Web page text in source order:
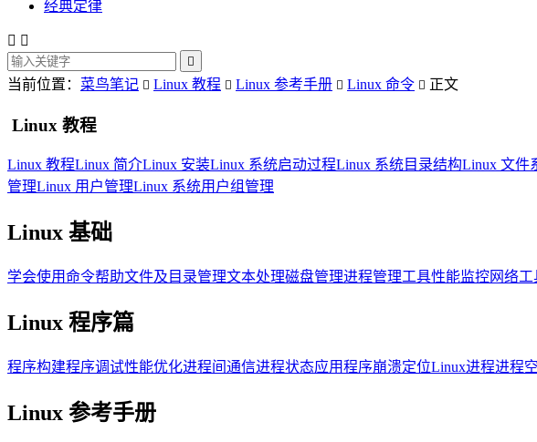
经典定律
 

当前位置： 菜鸟笔记  Linux 教程  Linux 参考手册  Linux 命令  正文
Linux 教程
Linux 教程Linux 简介Linux 安装Linux 系统启动过程Linux 系统目录结构Linux 文件
管理Linux 用户管理Linux 系统用户组管理
Linux 基础
学会使用命令帮助文件及目录管理文本处理磁盘管理进程管理工具性能监控网络工
Linux 程序篇
程序构建程序调试性能优化进程间通信进程状态应用程序崩溃定位Linux进程进程
Linux 参考手册